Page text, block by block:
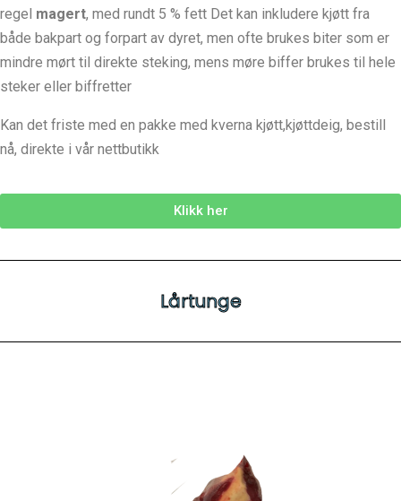
regel magert, med rundt 5 % fett Det kan inkludere kjøtt fra
både bakpart og forpart av dyret, men ofte brukes biter som er
mindre mørt til direkte steking, mens møre biffer brukes til hele
steker eller biffretter
Kan det friste med en pakke med kverna kjøtt,kjøttdeig, bestill
nå, direkte i vår nettbutikk
Klikk her
Lårtunge